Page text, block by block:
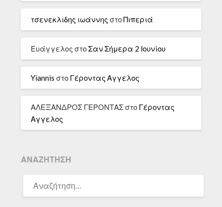
τσενεκλιδης ιωάννης στοΠιπεριά
Ευάγγελος στοΣαν Σήμερα 2 Ιουνίου
Yiannis στο Γέροντας Αγγελος
ΑΛΕΞΑΝΔΡΟΣ ΓΕΡΟΝΤΑΣ στο Γέροντας
Αγγελος
ΑΝΑΖΉΤΗΣΗ
ΓΙΑ: